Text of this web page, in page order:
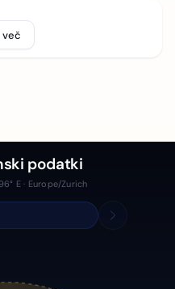
več
podatki
E · Europe/Zurich